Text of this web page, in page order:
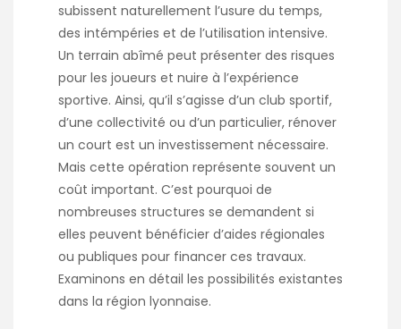
subissent naturellement l’usure du temps,
des intémpéries et de l’utilisation intensive.
Un terrain abîmé peut présenter des risques
pour les joueurs et nuire à l’expérience
sportive. Ainsi, qu’il s’agisse d’un club sportif,
d’une collectivité ou d’un particulier, rénover
un court est un investissement nécessaire.
Mais cette opération représente souvent un
coût important. C’est pourquoi de
nombreuses structures se demandent si
elles peuvent bénéficier d’aides régionales
ou publiques pour financer ces travaux.
Examinons en détail les possibilités existantes
dans la région lyonnaise.